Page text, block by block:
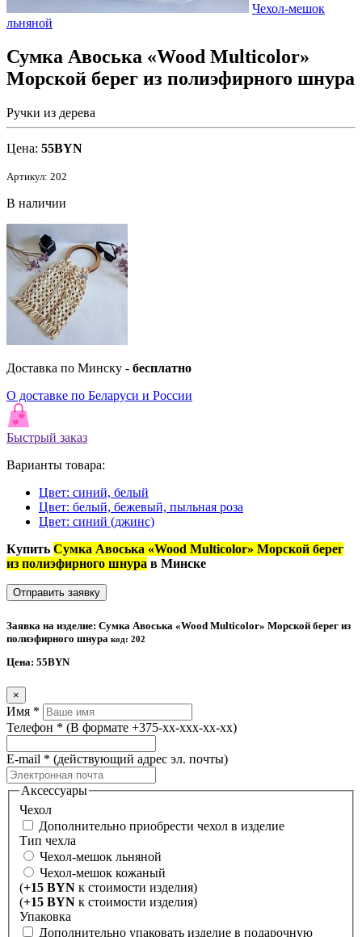
Чехол-мешок
льняной
Сумка Авоська «Wood Multicolor»
Морской берег из полиэфирного шнура
Ручки из дерева
Цена: 55BYN
Артикул: 202
В наличии
Доставка по Минску - бесплатно
О доставке по Беларуси и России
Быстрый заказ
Варианты товара:
Цвет: синий, белый
Цвет: белый, бежевый, пыльная роза
Цвет: синий (джинс)
Купить Сумка Авоська «Wood Multicolor» Морской берег
из полиэфирного шнура в Минске
Отправить заявку
Заявка на изделие: Сумка Авоська «Wood Multicolor» Морской берег из
полиэфирного шнура код: 202
Цена: 55BYN
×
Имя *
Телефон * (В формате +375-xx-xxx-xx-xx)
E-mail * (действующий адрес эл. почты)
Аксессуары
Чехол
Дополнительно приобрести чехол в изделие
Тип чехла
Чехол-мешок льняной
Чехол-мешок кожаный
(+15 BYN к стоимости изделия)
(+15 BYN к стоимости изделия)
Упаковка
Дополнительно упаковать изделие в подарочную